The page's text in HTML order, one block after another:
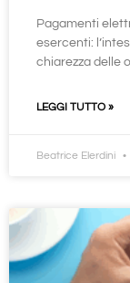
Pagamenti
esercenti:
chiarezza delle
LEGGI TUTTO »
Beatrice Elerdini